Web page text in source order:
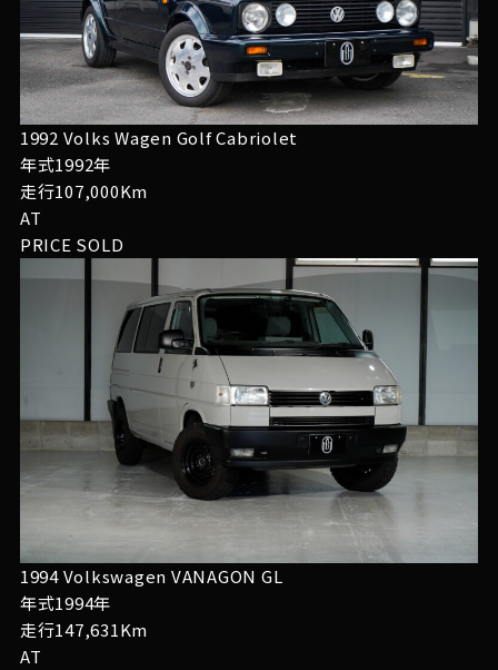
1992 Volks Wagen Golf Cabriolet
年式1992年
走行107,000Km
AT
PRICE SOLD
1994 Volkswagen VANAGON GL
年式1994年
走行147,631Km
AT